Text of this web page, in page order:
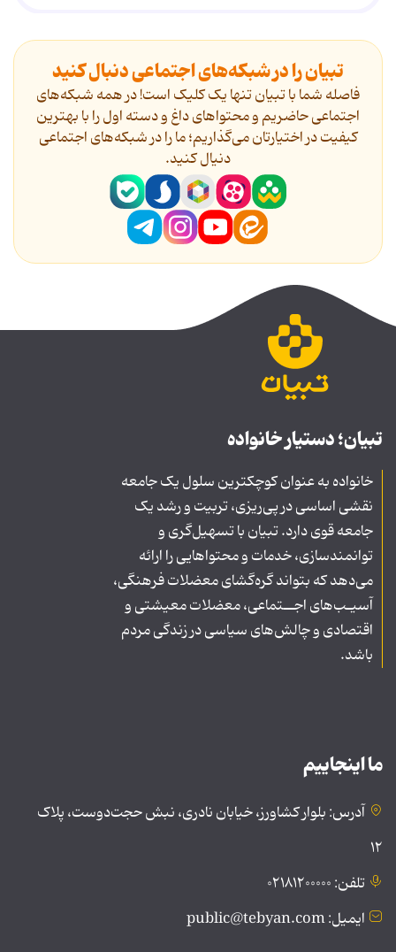
تبیان را در شبکه‌های اجتماعی دنبال کنید
فاصله شما با تبیان تنها یک کلیک است! در همه شبکه‌های
اجتماعی حاضریم و محتواهای داغ و دسته اول را با بهترین
کیفیت در اختیارتان می‌گذاریم؛ ما را در شبکه‌های اجتماعی
دنیال کنید.
تبیان؛ دستیار خانواده
خانواده به عنوان کوچکترین سلول یک جامعه
نقشی اساسی در پی‌ریزی، تربیت و رشد یک
جامعه قوی دارد. تبیان با تسهیل‌گری و
توانمندسازی، خدمات و محتواهایی را ارائه
می‌دهد که بتواند گره‌گشای معضلات فرهنگی،
آسیـب‌های اجــتماعی، معضلات معیشتی و
اقتصادی و چالش‌های سیاسی در زندگی مردم
باشد.
ما اینجاییم
آدرس: بلوار کشاورز، خیابان نادری، نبش حجت‌دوست، پلاک
۱۲
تلفن: ۰۲۱۸۱۲۰۰۰۰۰
ایمیل: public@tebyan.com